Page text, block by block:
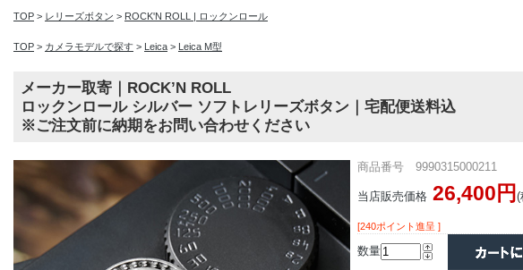
TOP > レリーズボタン > ROCK'N ROLL | ロックンロール
TOP > カメラモデルで探す > Leica > Leica M型
メーカー取寄｜ROCK’N ROLL
ロックンロール シルバー ソフトレリーズボタン｜宅配便送料込
※ご注文前に納期をお問い合わせください
商品番号 9990315000211
当店販売価格 26,400円(
[240ポイント進呈 ]
数量